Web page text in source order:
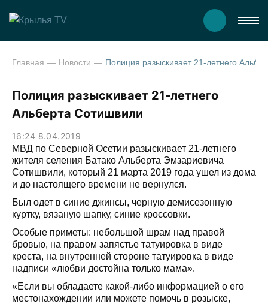
Главная Новости
Полиция разыскивает 21-летнего
Альберта Сотишвили
16:24 8.04.2019
МВД по Северной Осетии разыскивает 21-летнего
жителя селения Батако Альберта Эмзариевича
Сотишвили, который 21 марта 2019 года ушел из дома
и до настоящего времени не вернулся.
Был одет в синие джинсы, черную демисезонную
куртку, вязаную шапку, синие кроссовки.
Особые приметы: небольшой шрам над правой
бровью, на правом запястье татуировка в виде
креста, на внутренней стороне татуировка в виде
надписи «любви достойна только мама».
«Если вы обладаете какой-либо информацией о его
местонахождении или можете помочь в розыске,